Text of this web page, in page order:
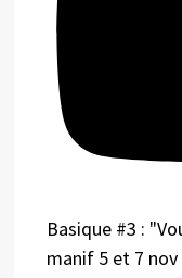
Basique #3 :
manif 5 et 7 nov